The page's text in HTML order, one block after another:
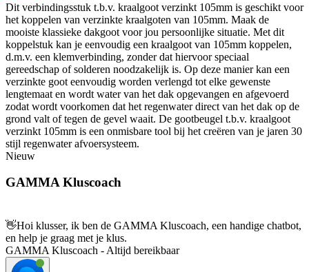
Dit verbindingsstuk t.b.v. kraalgoot verzinkt 105mm is geschikt voor
het koppelen van verzinkte kraalgoten van 105mm. Maak de
mooiste klassieke dakgoot voor jou persoonlijke situatie. Met dit
koppelstuk kan je eenvoudig een kraalgoot van 105mm koppelen,
d.m.v. een klemverbinding, zonder dat hiervoor speciaal
gereedschap of solderen noodzakelijk is. Op deze manier kan een
verzinkte goot eenvoudig worden verlengd tot elke gewenste
lengtemaat en wordt water van het dak opgevangen en afgevoerd
zodat wordt voorkomen dat het regenwater direct van het dak op de
grond valt of tegen de gevel waait. De gootbeugel t.b.v. kraalgoot
verzinkt 105mm is een onmisbare tool bij het creëren van je jaren 30
stijl regenwater afvoersysteem.
Nieuw
GAMMA Kluscoach
👋Hoi klusser, ik ben de GAMMA Kluscoach, een handige chatbot,
en help je graag met je klus.
GAMMA Kluscoach - Altijd bereikbaar